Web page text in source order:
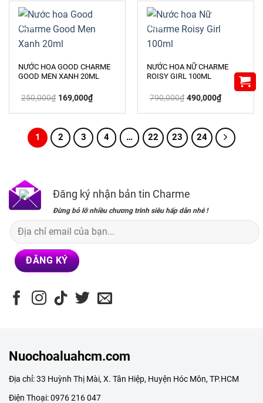
-32%
NƯỚC HOA GOOD CHARME
GOOD MEN XANH 20ML
250,000₫ Giá
gốc
250,000₫.
169,000₫Giá
hiện
là:
-38%
NƯỚC HOA NỮ CHARME
ROISY GIRL 100ML
790,000₫ Giá
gốc
790,000₫.
490,000₫Giá
hiện
là:
1 2 3 4 … 22 23 24
Đăng ký nhận bản tin Charme
Đừng bỏ lỡ nhiều chương trình siêu hấp dẫn nhé !
Nuochoaluahcm.com
Địa chỉ: 33 Huỳnh Thị Mài, X. Tân Hiệp, Huyện Hóc Môn, TP.HCM
Điện Thoại: 0976 216 047